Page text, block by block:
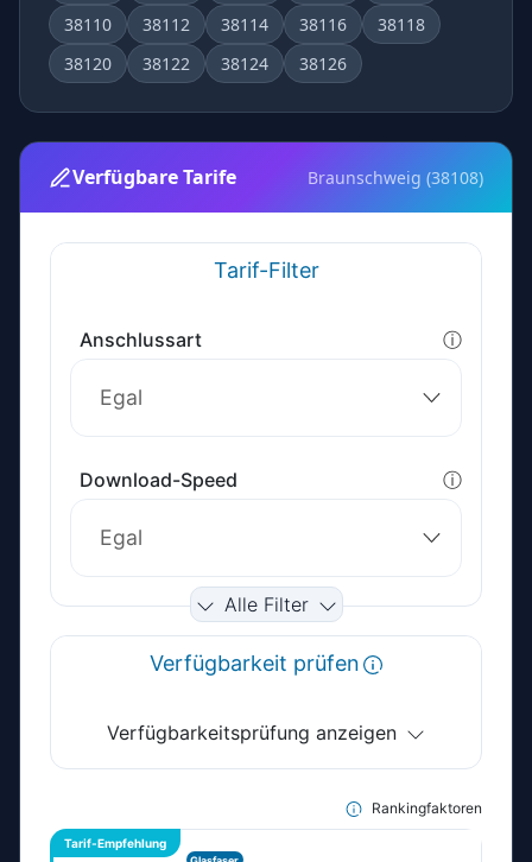
38110
38112 38114 38116
38118
38120
38122 38124 38126
Verfügbare Tarife Braunschweig (38108)